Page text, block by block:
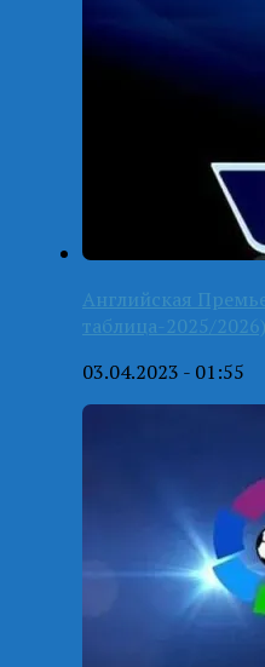
Английская
таблица-2025/2026)
03.04.2023 - 01:55